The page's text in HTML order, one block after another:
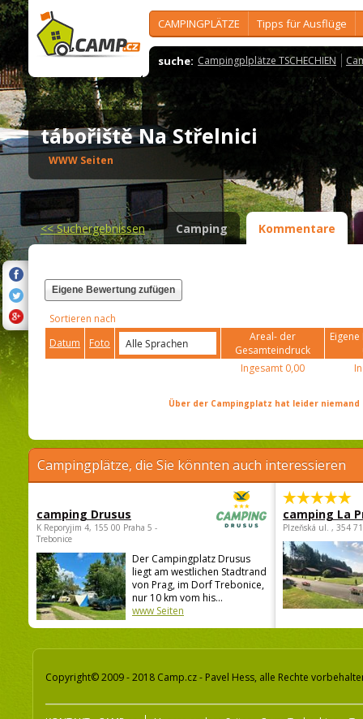
CAMPINGPLÄTZE Tipps für Ausflüge
suche: Campingplplätze TSCHECHIEN
tábořiště Na Střelnici
WWW Seiten
<<Suchergebnissen Camping Kommentare
Eigene Bewertung zufügen
Sortieren nach
Datum
Foto
Areal- der
Gesamteindruck
Ingesamt 0,00
Über der Campingplatz hat leider
Campingplätze, die Sie könnten auch interessieren
camping Drusus
K Reporyjim 4, 155 00 Praha 5 -
Trebonice
Der Campingplatz Drusus
liegt am westlichen Stadtrand
von Prag, im Dorf Trebonice,
nur 10 km vom his...
www Seiten
camping La
Plzeňská ul. , 354
Copyright© 2009 - 2018 Camp.cz - Pavel Hess, alle Rechte